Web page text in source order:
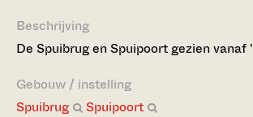
Beschrijving
De Spuibrug en Spuipoort gezien
Gebouw / instelling
Spuibrug
Spuipoort